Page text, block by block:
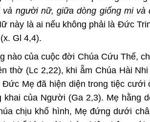
và người nữ, giữa dòng giống mi
này là ai nếu không phải là Đức
Gl 4,4).
nào của cuộc đời Chúa Cứu Thế,
thờ (Lc 2,22), khi ẵm Chúa Hài
Mẹ đã hiện diện trong tiệc
của Người (Ga 2,3). Mẹ hằng
chịu khổ hình, Mẹ đứng dưới